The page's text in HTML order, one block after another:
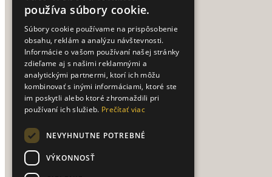
Doprava a platba
Obchodné podmienky
Ako nakupovať
Reklamačný poriadok
Vrátenie tovaru
Spracovanie osobných údajov
UŽITOČNÉ TIPY
Texty na vianočné priania
používa súbory cookie.
Súbory cookie používame na prispôsobenie
obsahu, reklám a analýzu návštevnosti.
Informácie o vašom používaní našej stránky
zdieľame aj s našimi reklamnými a
analytickými partnermi, ktorí ich môžu
kombinovať s inými informáciami, ktoré ste
im poskytli alebo ktoré zhromaždili pri
používaní ich služieb. Prečítať viac
NEVYHNUTNE POTREBNÉ
VÝKONNOSŤ